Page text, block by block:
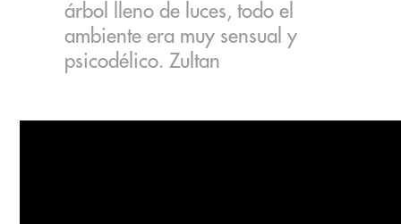
árbol lleno de luces, todo el
ambiente era muy sensual y
psicodélico. Zultan